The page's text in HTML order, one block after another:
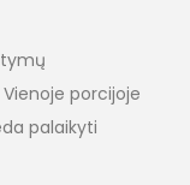
porcijoje
palaikyti